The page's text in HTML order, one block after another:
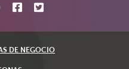
DE NEGOCIO